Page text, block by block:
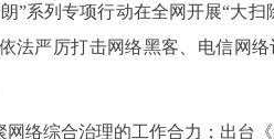
”系列专项行动在全网开展“大扫
法严厉打击网络黑客、电信网
络综合治理的工作合力；出台